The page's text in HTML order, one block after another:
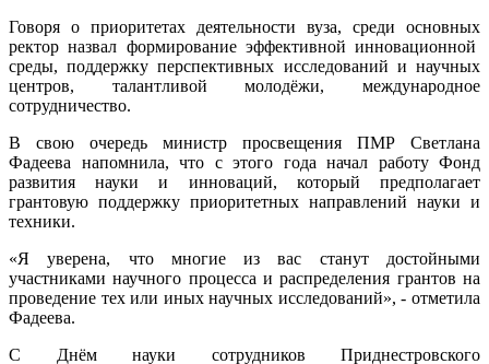
Говоря о приоритетах деятельности вуза, среди основных
ректор назвал формирование эффективной инновационной
среды, поддержку перспективных исследований и научных
центров, талантливой молодёжи, международное
сотрудничество.
В свою очередь министр просвещения ПМР Светлана
Фадеева напомнила, что с этого года начал работу Фонд
развития науки и инноваций, который предполагает
грантовую поддержку приоритетных направлений науки и
техники.
«Я уверена, что многие из вас станут достойными
участниками научного процесса и распределения грантов на
проведение тех или иных научных исследований», - отметила
Фадеева.
С Днём науки сотрудников Приднестровского